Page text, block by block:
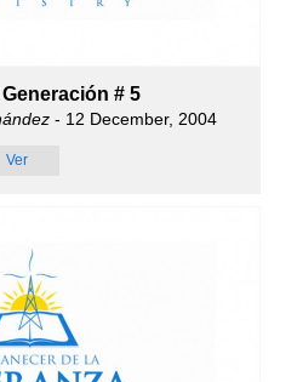
# 5
- 12 December, 2004
Ver